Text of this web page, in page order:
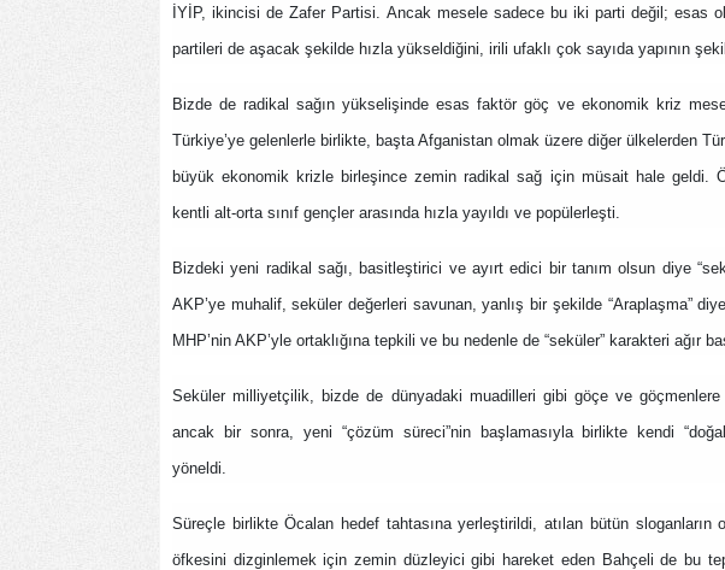
İYİP, ikincisi de Zafer Partisi. Ancak mesele sadece bu iki parti değil; esas
partileri de aşacak şekilde hızla yükseldiğini, irili ufaklı çok sayıda yapının
Bizde de radikal sağın yükselişinde esas faktör göç ve ekonomik kriz
Türkiye’ye gelenlerle birlikte, başta Afganistan olmak üzere diğer ülkelerden
büyük ekonomik krizle birleşince zemin radikal sağ için müsait hale geldi.
kentli alt-orta sınıf gençler arasında hızla yayıldı ve popülerleşti.
Bizdeki yeni radikal sağı, basitleştirici ve ayırt edici bir tanım olsun diye
AKP’ye muhalif, seküler değerleri savunan, yanlış bir şekilde “Araplaşma”
MHP’nin AKP’yle ortaklığına tepkili ve bu nedenle de “seküler” karakteri ağır
Seküler milliyetçilik, bizde de dünyadaki muadilleri gibi göçe ve
ancak bir sonra, yeni “çözüm süreci”nin başlamasıyla birlikte kendi
yöneldi.
Süreçle birlikte Öcalan hedef tahtasına yerleştirildi, atılan bütün sloganların
öfkesini dizginlemek için zemin düzleyici gibi hareket eden Bahçeli de bu